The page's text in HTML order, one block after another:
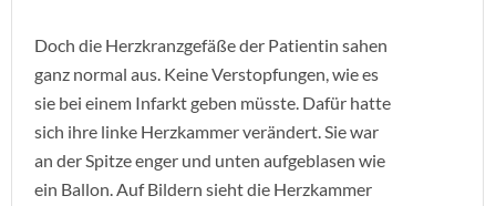
Doch die Herzkranzgefäße der Patientin sahen
ganz normal aus. Keine Verstopfungen, wie es
sie bei einem Infarkt geben müsste. Dafür hatte
sich ihre linke Herzkammer verändert. Sie war
an der Spitze enger und unten aufgeblasen wie
ein Ballon. Auf Bildern sieht die Herzkammer